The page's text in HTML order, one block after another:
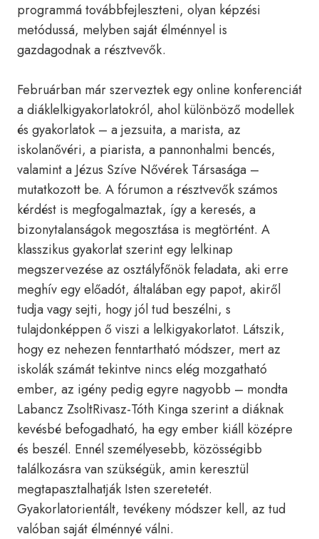
programmá továbbfejleszteni, olyan képzési
metódussá, melyben saját élménnyel is
gazdagodnak a résztvevők.
Februárban már szerveztek egy online konferenciát
a diáklelkigyakorlatokról, ahol különböző modellek
és gyakorlatok – a jezsuita, a marista, az
iskolanővéri, a piarista, a pannonhalmi bencés,
valamint a Jézus Szíve Nővérek Társasága –
mutatkozott be. A fórumon a résztvevők számos
kérdést is megfogalmaztak, így a keresés, a
bizonytalanságok megosztása is megtörtént. A
klasszikus gyakorlat szerint egy lelkinap
megszervezése az osztályfőnök feladata, aki erre
meghív egy előadót, általában egy papot, akiről
tudja vagy sejti, hogy jól tud beszélni, s
tulajdonképpen ő viszi a lelkigyakorlatot. Látszik,
hogy ez nehezen fenntartható módszer, mert az
iskolák számát tekintve nincs elég mozgatható
ember, az igény pedig egyre nagyobb – mondta
Labancz ZsoltRivasz-Tóth Kinga szerint a diáknak
kevésbé befogadható, ha egy ember kiáll középre
és beszél. Ennél személyesebb, közösségibb
találkozásra van szükségük, amin keresztül
megtapasztalhatják Isten szeretetét.
Gyakorlatorientált, tevékeny módszer kell, az tud
valóban saját élménnyé válni.